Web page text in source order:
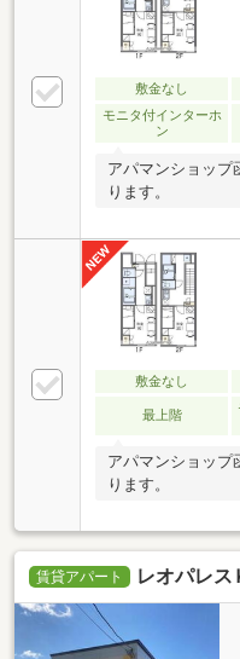
敷金なし
モニタ付インターホ
ン
アパマンショップ
ります。
敷金なし
最上階
アパマンショップ
ります。
賃貸アパート レオパレス